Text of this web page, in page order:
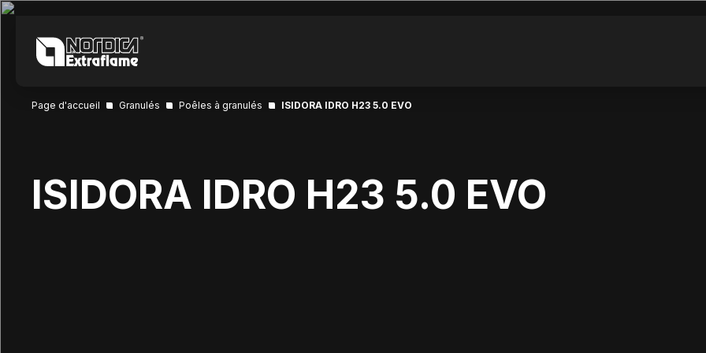
Page d'accueil Granulés Poêles à granulés ISIDORA IDRO H23 5.0 EVO
ISIDORA IDRO H23 5.0 EVO